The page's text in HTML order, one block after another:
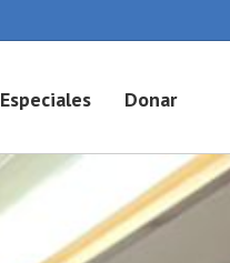
Especiales Donar